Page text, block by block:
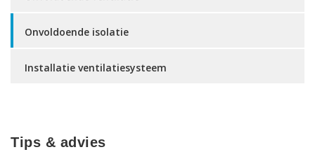
Onvoldoende isolatie
Installatie ventilatiesysteem
Tips & advies